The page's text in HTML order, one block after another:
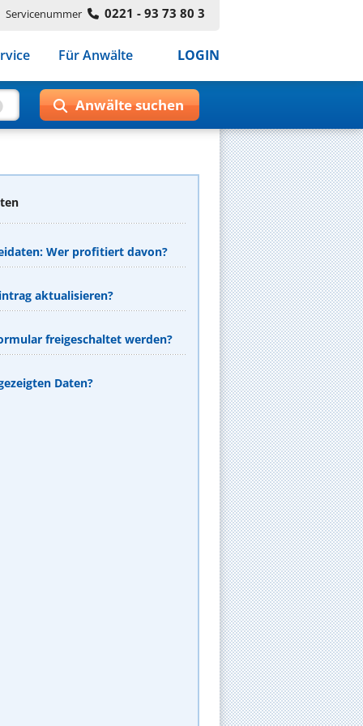
Servicenummer 0221 - 93 73 80 3
Für Anwälte LOGIN
Wer profitiert davon?
aktualisieren?
freigeschaltet werden?
Daten?